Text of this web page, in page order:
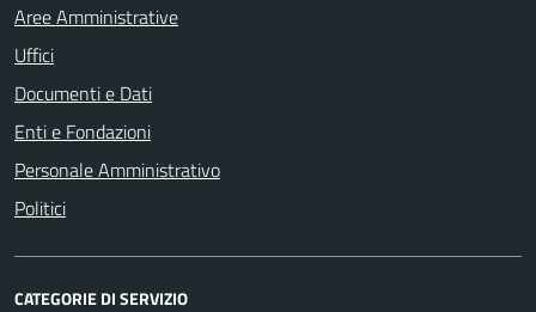
Aree Amministrative
Uffici
Documenti e Dati
Enti e Fondazioni
Personale Amministrativo
Politici
CATEGORIE DI SERVIZIO